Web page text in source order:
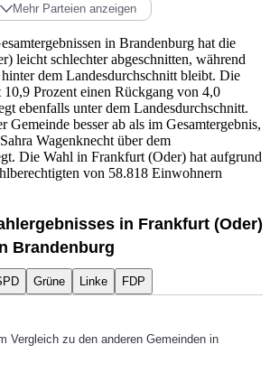
Mehr Parteien anzeigen
in Brandenburg hat die
leicht schlechter abgeschnitten, während
dem Landesdurchschnitt bleibt. Die
Prozent einen Rückgang von 4,0
ebenfalls unter dem Landesdurchschnitt.
besser ab als im Gesamtergebnis,
Wagenknecht über dem
Die Wahl in Frankfurt (Oder) hat aufgrund
von 58.818 Einwohnern
in Frankfurt (Oder)
Brandenburg
Grüne Linke FDP
Vergleich zu den anderen Gemeinden in